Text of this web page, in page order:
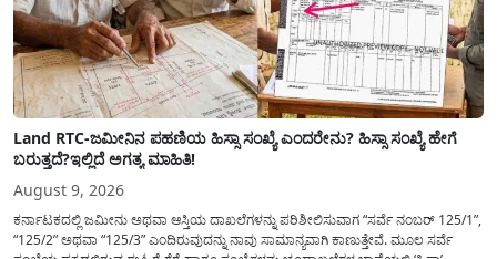
Land RTC-ಜಮೀನಿನ ಪಹಣಿಯ ಹಿಸ್ಸಾ ಸಂಖ್ಯೆ ಎಂದರೇನು? ಹಿಸ್ಸಾ ಸಂಖ್ಯೆ ಹೇಗೆ
ಬರುತ್ತದೆ?ಇಲ್ಲಿದೆ ಅಗತ್ಯ ಮಾಹಿತಿ!
August 9, 2026
ಕರ್ನಾಟಕದಲ್ಲಿ ಜಮೀನು ಅಥವಾ ಆಸ್ತಿಯ ದಾಖಲೆಗಳನ್ನು ಪರಿಶೀಲಿಸುವಾಗ “ಸರ್ವೆ ನಂಬರ್ 125/1”,
“125/2” ಅಥವಾ “125/3” ಎಂದಿರುವುದನ್ನು ನಾವು ಸಾಮಾನ್ಯ​ವಾಗಿ ಕಾಣುತ್ತೇವೆ. ಮೂಲ ಸರ್ವೆ